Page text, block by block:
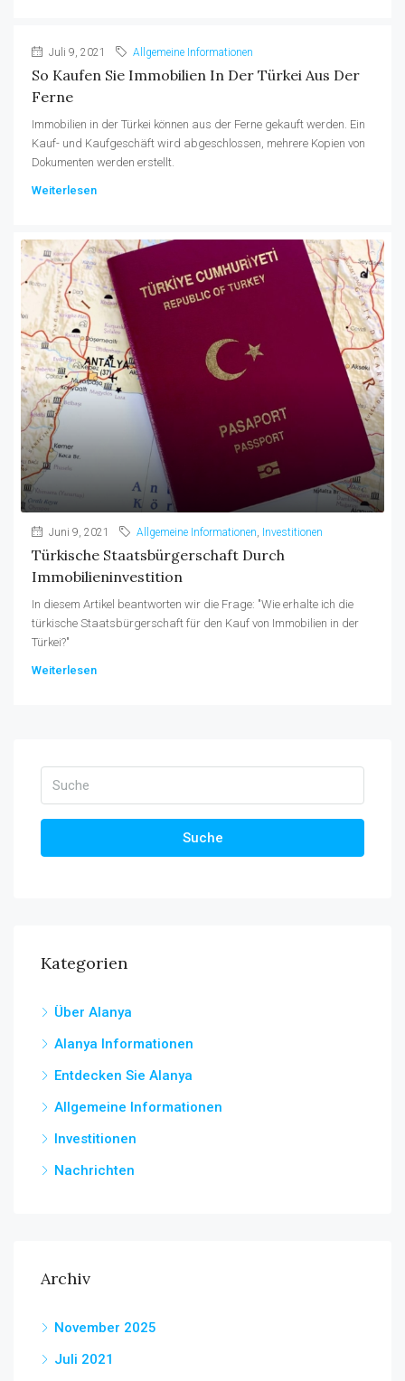
Juli 9, 2021 Allgemeine Informationen
So Kaufen Sie Immobilien In Der Türkei Aus Der
Ferne
Immobilien in der Türkei können aus der Ferne gekauft werden. Ein
Kauf- und Kaufgeschäft wird abgeschlossen, mehrere Kopien von
Dokumenten werden erstellt.
Weiterlesen
Juni 9, 2021 Allgemeine Informationen Investitionen
Türkische Staatsbürgerschaft Durch
Immobilieninvestition
In diesem Artikel beantworten wir die Frage: "Wie erhalte ich die
türkische Staatsbürgerschaft für den Kauf von Immobilien in der
Türkei?"
Weiterlesen
Suche
Kategorien
Über Alanya
Alanya Informationen
Entdecken Sie Alanya
Allgemeine Informationen
Investitionen
Nachrichten
Archiv
November 2025
Juli 2021